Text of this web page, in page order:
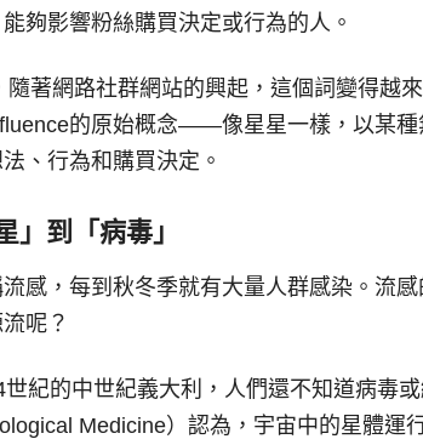
夠影響粉絲購買決定或行為的人。
隨著網路社群網站的興起，這個詞變得越
的原始概念——像星星一樣，以某種
、行為和購買決定。
」到「病毒」
感，每到秋冬季就有大量人群感染。流
呢？
紀的中世紀義大利，人們還不知道病毒
Medicine）認為，宇宙中的星體運